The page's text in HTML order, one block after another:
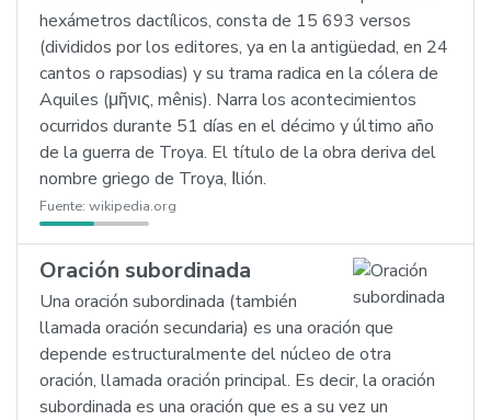
hexámetros dactílicos, consta de 15 693 versos
(divididos por los editores, ya en la antigüedad, en 24
cantos o rapsodias) y su trama radica en la cólera de
Aquiles (μῆνις, mênis). Narra los acontecimientos
ocurridos durante 51 días en el décimo y último año
de la guerra de Troya. El título de la obra deriva del
nombre griego de Troya, Ιlión.
Fuente: wikipedia.org
Oración subordinada
Una oración subordinada (también
llamada oración secundaria) es una oración que
depende estructuralmente del núcleo de otra
oración, llamada oración principal. Es decir, la oración
subordinada es una oración que es a su vez un